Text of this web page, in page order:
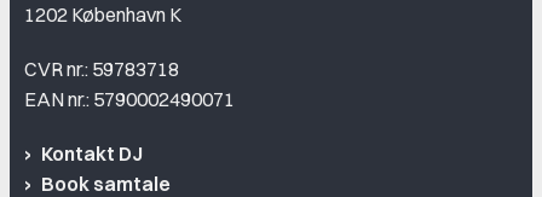
1202 København K
CVR nr.: 59783718
EAN nr.: 5790002490071
Kontakt DJ
Book samtale